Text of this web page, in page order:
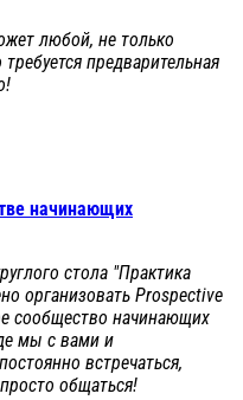
любой, не только
предварительная
начинающих
стола "Практика
организовать Prospective
сообщество начинающих
мы с вами и
встречаться,
общаться!